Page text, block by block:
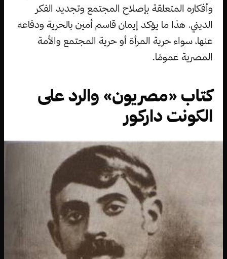
وأفكاره المتعلقة بإصلاح المجتمع وتجديد الفكر
الديني. هذا ما يؤكد إيمان قاسم أمين بالحرية ودفاعه
عنها، سواء حرية المرأة أو حرية المجتمع والأمة
المصرية عمومًا.
كتاب «مصريون» والرد على
الكونت داركور